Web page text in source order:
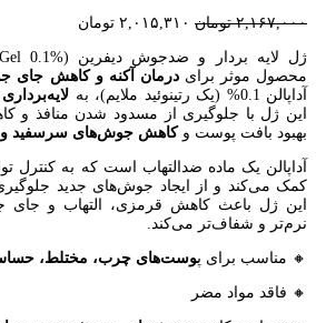
۲,۱۶۷,۰۰۰ تومان ۲,۰۱۵,۳۱۰ تومان
محصول موثر برایدرمان آکنه و کاهش جای
آداپالن 0.1% (یک رتینوئید ملایم)، به
این ژل با جلوگیری از مسدود شدن منافذ و
بهبود بافت پوست وکاهش جوش‌های سرسفید و
آداپالن یک ماده ضدالتهاب است که به کنترل
کمک می‌کند و از ایجاد جوش‌های جدید
این ژل باعث کاهش قرمزی، التهاب و
نرم‌تر و شفاف‌تر می‌کند.
🔸 مناسب برای پوست‌های چرب، مختلط،
🔸 فاقد مواد مضر